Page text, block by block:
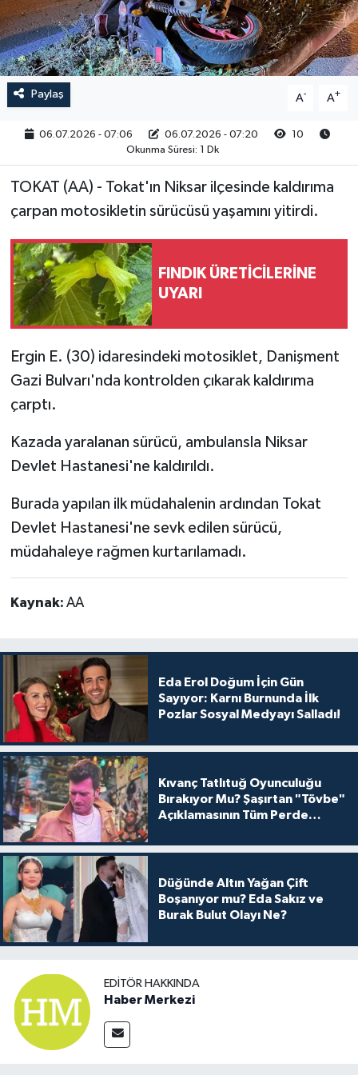
Paylaş A- A+
06.07.2026 - 07:06 06.07.2026 - 07:20
10
Okunma Süresi: 1 Dk
TOKAT (AA) - Tokat'ın Niksar ilçesinde kaldırıma
çarpan motosikletin sürücüsü yaşamını yitirdi.
FINDIK ÜRETİCİLERİNE
UYARI
Ergin E. (30) idaresindeki motosiklet, Danişment
Gazi Bulvarı'nda kontrolden çıkarak kaldırıma
çarptı.
Kazada yaralanan sürücü, ambulansla Niksar
Devlet Hastanesi'ne kaldırıldı.
Burada yapılan ilk müdahalenin ardından Tokat
Devlet Hastanesi'ne sevk edilen sürücü,
müdahaleye rağmen kurtarılamadı.
Kaynak: AA
Eda Erol Doğum İçin Gün
Sayıyor: Karnı Burnunda İlk
Pozlar Sosyal Medyayı Salladı!
Kıvanç Tatlıtuğ Oyunculuğu
Bırakıyor Mu? Şaşırtan "Tövbe"
Açıklamasının Tüm Perde
Düğünde Altın Yağan Çift
Boşanıyor mu? Eda Sakız ve
Burak Bulut Olayı Ne?
EDITÖR HAKKINDA
Haber Merkezi
RESMİ İLAN